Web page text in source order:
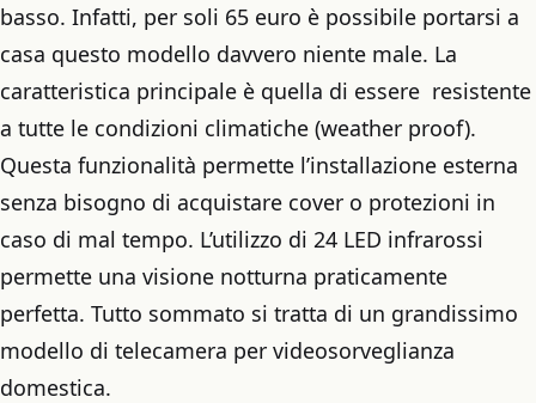
basso. Infatti, per soli 65 euro è possibile portarsi a
casa questo modello davvero niente male. La
caratteristica principale è quella di essere resistente
a tutte le condizioni climatiche (weather proof).
Questa funzionalità permette l’installazione esterna
senza bisogno di acquistare cover o protezioni in
caso di mal tempo. L’utilizzo di 24 LED infrarossi
permette una visione notturna praticamente
perfetta. Tutto sommato si tratta di un grandissimo
modello di telecamera per videosorveglianza
domestica.